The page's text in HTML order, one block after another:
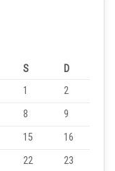
S
D
1
2
8
9
15
16
22
23